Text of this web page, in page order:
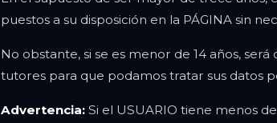
puestos a su disposición en la PÁGINA sin
No obstante, si se es menor de 14 años,
tutores para que podamos tratar sus datos
Advertencia: Si el USUARIO tiene menos